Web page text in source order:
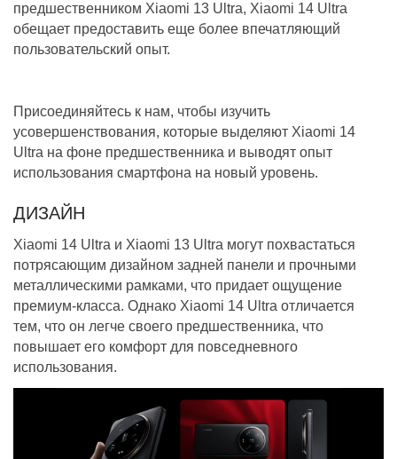
предшественником Xiaomi 13 Ultra, Xiaomi 14 Ultra
обещает предоставить еще более впечатляющий
пользовательский опыт.
Присоединяйтесь к нам, чтобы изучить
усовершенствования, которые выделяют Xiaomi 14
Ultra на фоне предшественника и выводят опыт
использования смартфона на новый уровень.
ДИЗАЙН
Xiaomi 14 Ultra и Xiaomi 13 Ultra могут похвастаться
потрясающим дизайном задней панели и прочными
металлическими рамками, что придает ощущение
премиум-класса. Однако Xiaomi 14 Ultra отличается
тем, что он легче своего предшественника, что
повышает его комфорт для повседневного
использования.